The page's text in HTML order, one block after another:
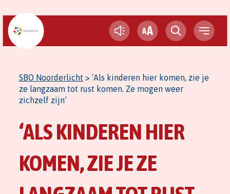
AA
SBO Noorderlicht > ‘Als kinderen hier komen, zie je
ze langzaam tot rust komen. Ze mogen weer
zichzelf zijn’
‘ALS KINDEREN HIER
KOMEN, ZIE JE ZE